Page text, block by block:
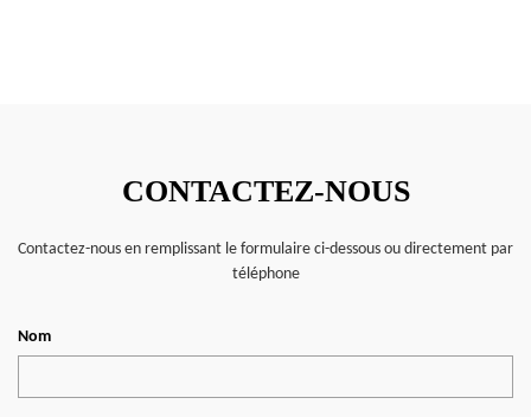
CONTACTEZ-NOUS
Contactez-nous en remplissant le formulaire ci-dessous ou directement par
téléphone
Nom